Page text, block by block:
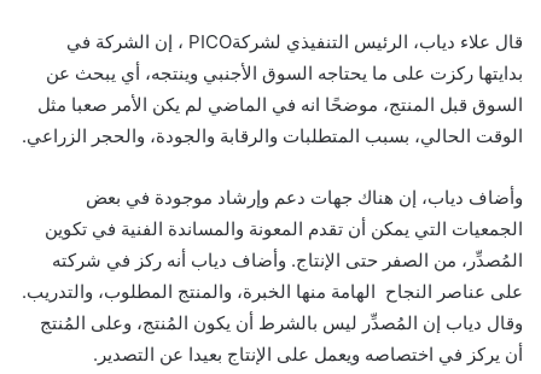
قال علاء دياب، الرئيس التنفيذي لشركةPICO ، إن الشركة في
بدايتها ركزت على ما يحتاجه السوق الأجنبي وينتجه، أي يبحث عن
السوق قبل المنتج، موضحًا انه في الماضي لم يكن الأمر صعبا مثل
الوقت الحالي، بسبب المتطلبات والرقابة والجودة، والحجر الزراعي.
وأضاف دياب، إن هناك جهات دعم وإرشاد موجودة في بعض
الجمعيات التي يمكن أن تقدم المعونة والمساندة الفنية في تكوين
المُصدِّر، من الصفر حتى الإنتاج. وأضاف دياب أنه ركز في شركته
على عناصر النجاح الهامة منها الخبرة، والمنتج المطلوب، والتدريب.
وقال دياب إن المُصدِّر ليس بالشرط أن يكون المُنتج، وعلى المُنتج
أن يركز في اختصاصه ويعمل على الإنتاج بعيدا عن التصدير .